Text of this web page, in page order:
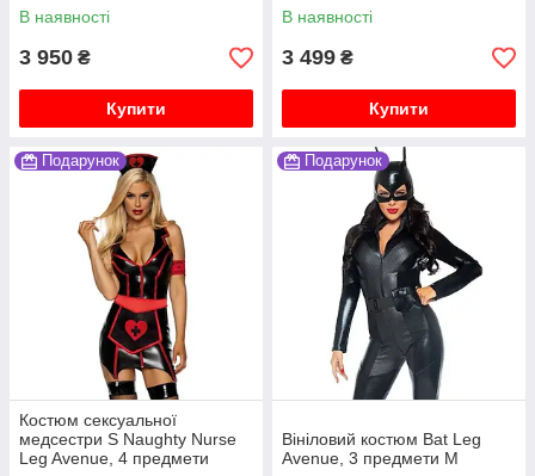
В наявності
3 950 ₴
Купити
В наявності
3 499 ₴
Купити
Подарунок
Костюм сексуальної
медсестри S Naughty Nurse
Leg Avenue, 4 предмети
Подарунок
Вініловий костюм Bat Leg
Avenue, 3 предмети M